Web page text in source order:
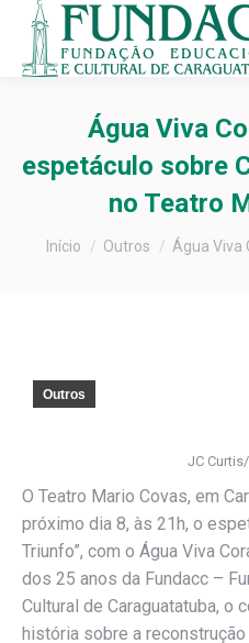
Água Viva
espetáculo sobre
no Teatro
Você está aqui:
Início Outros Água Viva
Outros
JC
O Teatro Mario Covas, em
próximo dia 8, às 21h, o
Triunfo”, com o Água Viva
dos 25 anos da Fundacc –
Cultural de Caraguatatuba, o
história sobre a